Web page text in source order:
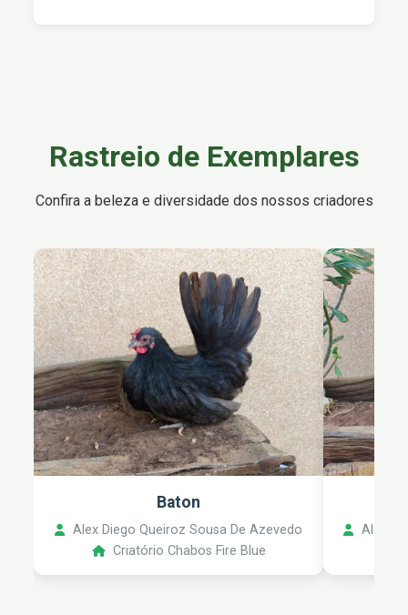
Rastreio de Exemplares
Confira a beleza e diversidade dos nossos criadores
Baton
Alex Diego Queiroz Sousa De Azevedo
Criatório Chabos Fire Blue
Alex